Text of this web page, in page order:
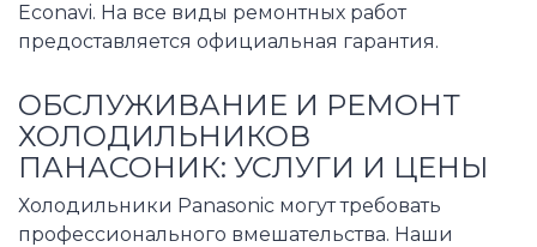
Econavi. На все виды ремонтных работ
предоставляется официальная гарантия.
ОБСЛУЖИВАНИЕ И РЕМОНТ
ХОЛОДИЛЬНИКОВ
ПАНАСОНИК: УСЛУГИ И ЦЕНЫ
Холодильники Panasonic могут требовать
профессионального вмешательства. Наши